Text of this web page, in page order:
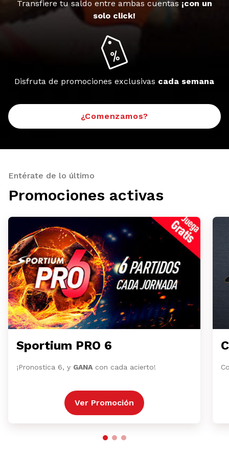
Transfiere tu saldo entre ambas cuentas ¡con un
solo click!
Disfruta de promociones exclusivas cada semana
¿Comenzamos?
Entérate de lo último
Promociones activas
Sportium PRO 6
¡Pronostica 6, y GANA con cada acierto!
Ver Promoción